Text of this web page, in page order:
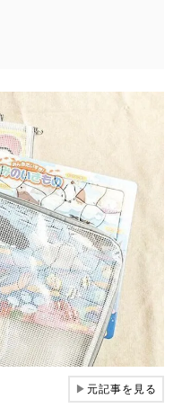
▶元記事を見る